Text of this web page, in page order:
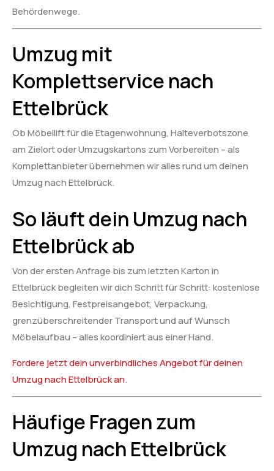
Behördenwege.
Umzug mit
Komplettservice nach
Ettelbrück
Ob Möbellift für die Etagenwohnung, Halteverbotszone
am Zielort oder Umzugskartons zum Vorbereiten – als
Komplettanbieter übernehmen wir alles rund um deinen
Umzug nach Ettelbrück.
So läuft dein Umzug nach
Ettelbrück ab
Von der ersten Anfrage bis zum letzten Karton in
Ettelbrück begleiten wir dich Schritt für Schritt: kostenlose
Besichtigung, Festpreisangebot, Verpackung,
grenzüberschreitender Transport und auf Wunsch
Möbelaufbau – alles koordiniert aus einer Hand.
Fordere jetzt dein unverbindliches Angebot für deinen
Umzug nach Ettelbrück an.
Häufige Fragen zum
Umzug nach Ettelbrück